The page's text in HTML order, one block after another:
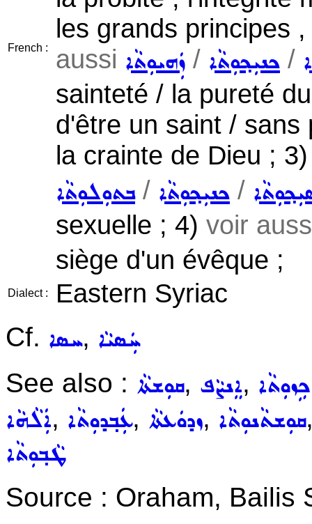
French :
les grands principes
aussi ܙܲܗܝܘܼܬܵܐ / ܟܢܝܼܟ݂ܘܼܬܵܐ /
sainteté / la pureté
d'être un saint / sans
la crainte de Dieu ;
ܒܬܘܼܠܘܼܬܵܐ/ ܟܢܝܼܟ݂ܘܼܬܵܐ /
sexuelle ; 4) voir
siège d'un évêque ;
Dialect :
Eastern Syriac
Cf. ܚܣܐ, ܚܲܣܝܵܐ
See also : ܩܘܼܫܬܵܐ, ܐܸܢܨܵܦ, ܟܹܙܘܼܬܵܐ
ܐܲܠܵܗܵܐ, ܥܲܒ݂ܕܘܼܬܵܐ, ܙܕܘܿܥܬܵܐ, ܩܘܼܫܬܵܢܘܼܬܵܐ
ܛܵܒ݂ܘܼܬܵܐ
Source : Oraham, Bailis